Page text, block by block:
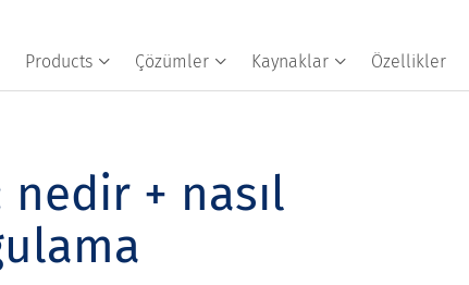
Products Çözümler Kaynaklar Özellikler
+ nasıl